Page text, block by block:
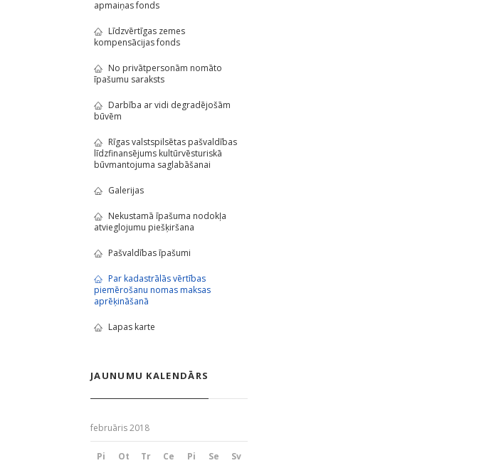
apmaiņas fonds
Līdzvērtīgas zemes
kompensācijas fonds
No privātpersonām nomāto
īpašumu saraksts
Darbība ar vidi degradējošām
būvēm
Rīgas valstspilsētas pašvaldības
līdzfinansējums kultūrvēsturiskā
būvmantojuma saglabāšanai
Galerijas
Nekustamā īpašuma nodokļa
atvieglojumu piešķiršana
Pašvaldības īpašumi
Par kadastrālās vērtības
piemērošanu nomas maksas
aprēķināšanā
Lapas karte
JAUNUMU KALENDĀRS
februāris 2018
Pi Ot Tr Ce Pi Se
Sv